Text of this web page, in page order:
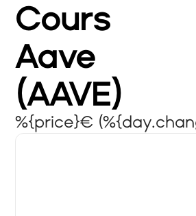
Cours
Aave
(AAVE)
%{price}€